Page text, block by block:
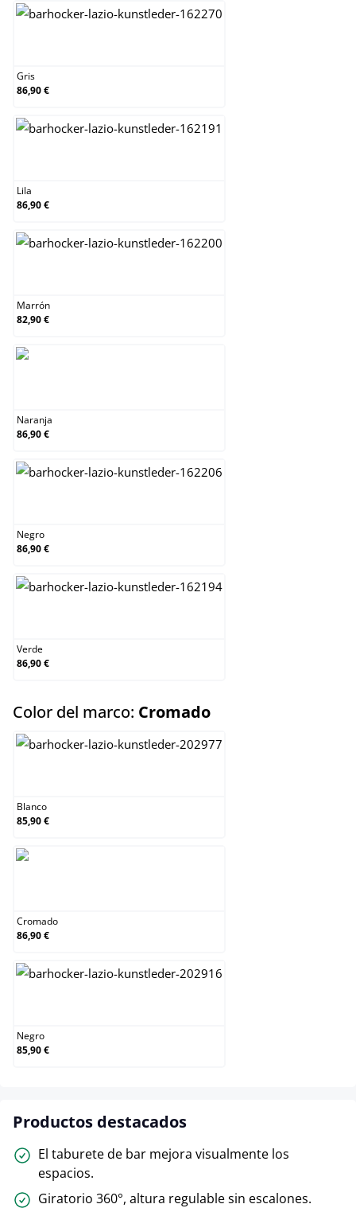
Gris
86,90 €
Lila
86,90 €
Marrón
82,90 €
Naranja
86,90 €
Negro
86,90 €
Verde
86,90 €
Color del marco: Cromadoselect
Blanco
85,90 €
Cromado
86,90 €
Negro
85,90 €
Productos destacados
El taburete de bar mejora visualmente los
espacios.
Giratorio 360°, altura regulable sin escalones.